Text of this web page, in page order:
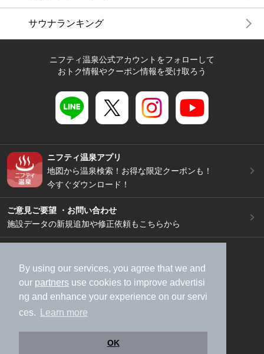
By using our services, you agree that we and
our partners use cookies to improve advertisi
ng and enhance your experience on our servi
ces.
Learn more
OK
サウナランキング
ニフティ温泉公式アカウントをフォローして
おトク情報やクーポン情報を受け取ろう
ニフティ温泉アプリ
地図から温泉検索！お得な限定クーポンも！
今すぐダウンロード！
ご意見ご要望 ・お問い合わせ
施設データの新規追加や修正依頼もこちらから
加盟店募集（資料請求）
広告出稿のご案内
利用規約
ライフスタイルMEMBERS+規約
特定商取引法に基づく表記
ヘルプ
採用情報
運営会社